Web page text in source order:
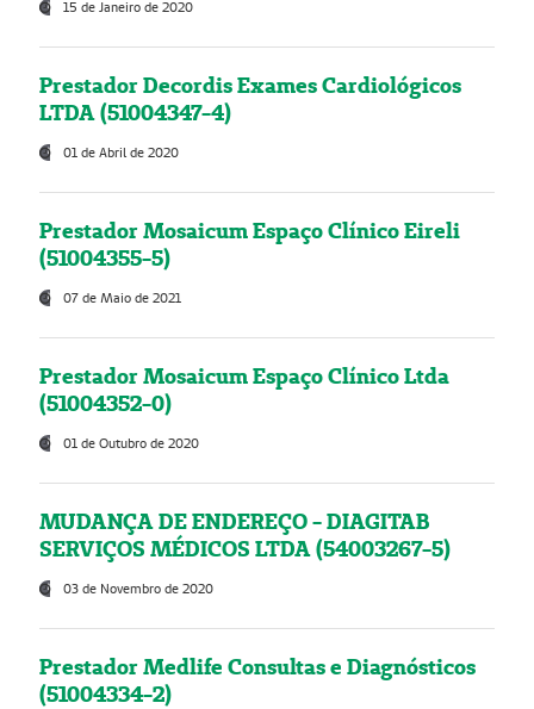
15 de Janeiro de 2020
Prestador Decordis Exames Cardiológicos
LTDA (51004347-4)
01 de Abril de 2020
Prestador Mosaicum Espaço Clínico Eireli
(51004355-5)
07 de Maio de 2021
Prestador Mosaicum Espaço Clínico Ltda
(51004352-0)
01 de Outubro de 2020
MUDANÇA DE ENDEREÇO - DIAGITAB
SERVIÇOS MÉDICOS LTDA (54003267-5)
03 de Novembro de 2020
Prestador Medlife Consultas e Diagnósticos
(51004334-2)